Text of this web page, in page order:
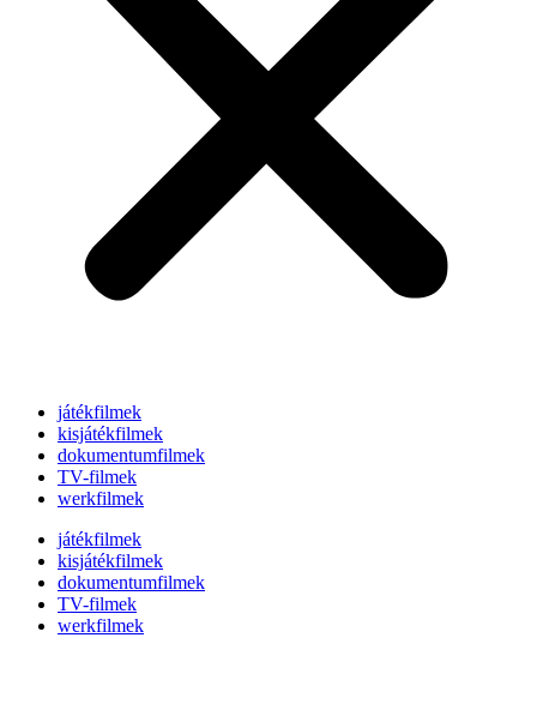
játékfilmek
kisjátékfilmek
dokumentumfilmek
TV-filmek
werkfilmek
játékfilmek
kisjátékfilmek
dokumentumfilmek
TV-filmek
werkfilmek